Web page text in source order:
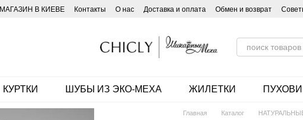
МАГАЗИН В КИЕВЕ Контакты О нас Доставка и оплата Обмен и возврат
КУРТКИ ШУБЫ ИЗ ЭКО-МЕХА ЖИЛЕТКИ
Главная Каталог